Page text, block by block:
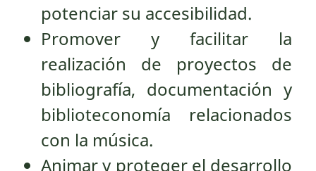
potenciar su accesibilidad.
Promover y facilitar la
realización de proyectos de
bibliografía, documentación y
biblioteconomía relacionados
con la música.
Animar y proteger el desarrollo